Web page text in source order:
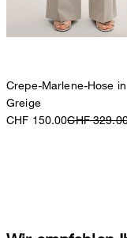
Crepe-Marlene-Hose in
Greige
CHF 150.00CHF